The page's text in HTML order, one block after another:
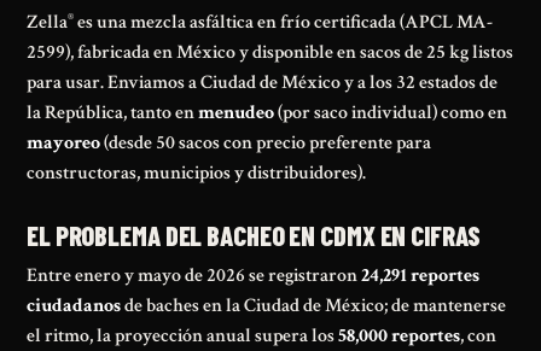
Zella® es una mezcla asfáltica en frío certificada (APCL MA-
2599), fabricada en México y disponible en sacos de 25 kg listos
para usar. Enviamos a Ciudad de México y a los 32 estados de
la República, tanto enmenudeo(por saco individual) como en
mayoreo(desde 50 sacos con precio preferente para
constructoras, municipios y distribuidores).
EL PROBLEMA DEL BACHEO EN CDMX EN CIFRAS
Entre enero y mayo de 2026 se registraron24,291 reportes
ciudadanosde baches en la Ciudad de México; de mantenerse
el ritmo, la proyección anual supera los58,000 reportes, con